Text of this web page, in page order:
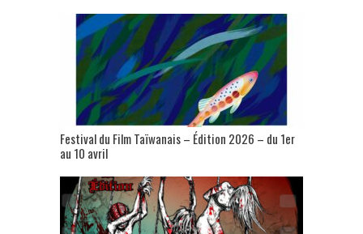
Festival du Film Taïwanais – Édition 2026 – du 1er
au 10 avril